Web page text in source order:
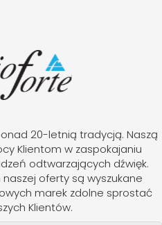
20-letnią tradycją. Naszą
Klientom w zaspokajaniu
odtwarzających dźwięk.
oferty są wyszukane
marek zdolne sprostać
Klientów.